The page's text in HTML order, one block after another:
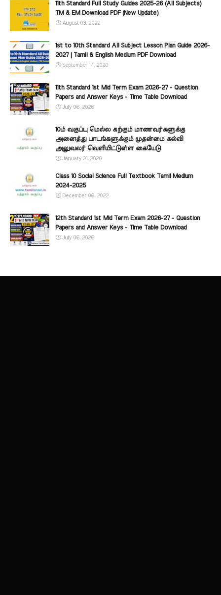
11th Standard Full Study Guides 2025-26 (All Subjects)
TM & EM Download PDF (New Update)
August 03, 2022
1st to 10th Standard All Subject Lesson Plan Guide 2026-
2027 | Tamil & English Medium PDF Download
September 14, 2020
11th Standard 1st Mid Term Exam 2026-27 - Question
Papers and Answer Keys - Time Table Download
July 06, 2026
10ம் வகுப்பு மெல்ல கற்கும் மாணவர்களுக்கு
அனைத்து பாடங்களுக்கும் முதன்மை கல்வி
அலுவலர் வெளியிட்டுள்ள கையேடு
January 21, 2020
Class 10 Social Science Full Textbook Tamil Medium
2024-2025
December 06, 2022
12th Standard 1st Mid Term Exam 2026-27 - Question
Papers and Answer Keys - Time Table Download
July 06, 2026